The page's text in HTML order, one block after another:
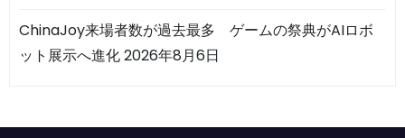
ChinaJoy来場者数が過去最多 ゲームの祭典がAIロボ
ット展示へ進化2026年8月6日